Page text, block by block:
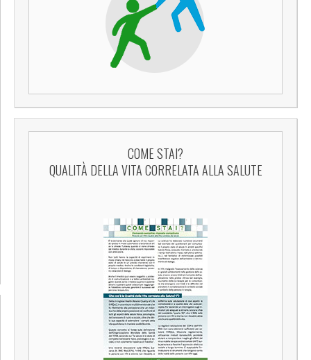
COME STAI?
QUALITÀ DELLA VITA CORRELATA ALLA SALUTE